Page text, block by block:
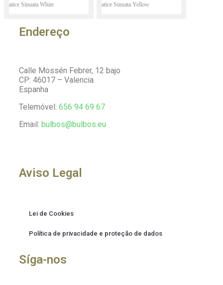
Statice Sinuata White Statice Sinuata Yellow
Endereço
Calle Mossén Febrer, 12 bajo
CP: 46017 – Valencia
Espanha
Telemóvel: 656 94 69 67
Email: bulbos@bulbos.eu
Aviso Legal
Lei de Cookies
Política de privacidade e proteção de dados
Síga-nos